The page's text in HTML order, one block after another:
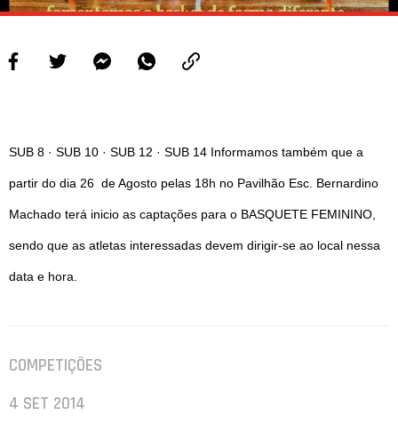
SUB 8 · SUB 10 · SUB 12 · SUB 14 Informamos também que a
partir do dia 26 de Agosto pelas 18h no Pavilhão Esc. Bernardino
Machado terá inicio as captações para o BASQUETE FEMININO,
sendo que as atletas interessadas devem dirigir-se ao local nessa
data e hora.
COMPETIÇÕES
4 SET 2014